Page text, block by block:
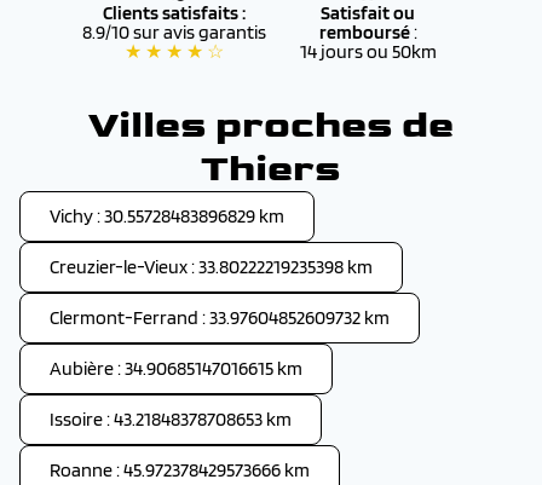
Clients satisfaits :
8.9/10 sur avis garantis
★ ★ ★ ★ ☆
Satisfait ou
remboursé:
14 jours ou 50km
Villes proches de
Thiers
Vichy : 30.55728483896829 km
Creuzier-le-Vieux : 33.80222219235398 km
Clermont-Ferrand : 33.97604852609732 km
Aubière : 34.90685147016615 km
Issoire : 43.21848378708653 km
Roanne : 45.972378429573666 km